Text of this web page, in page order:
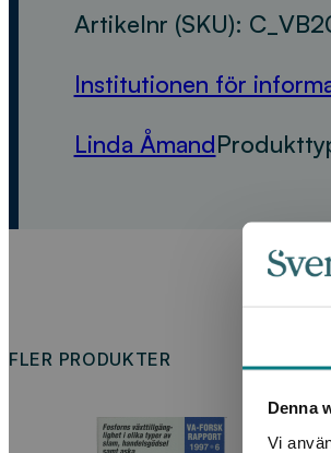
Denna
Vi
Artikelnr (SKU):
Institutionen för
Linda Åmand
FLER PRODUKTER